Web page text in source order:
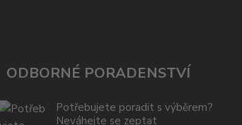
ODBORNÉ PORADENSTVÍ
Potřebujete poradit s výběrem?
Neváhejte se zeptat